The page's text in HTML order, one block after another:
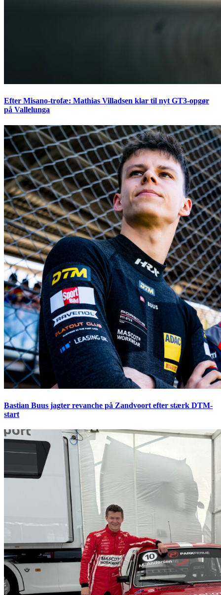
Efter Misano-trofæ: Mathias Villadsen klar til nyt GT3-opgør
på Vallelunga
Bastian Buus jagter revanche på Zandvoort efter stærk DTM-
start